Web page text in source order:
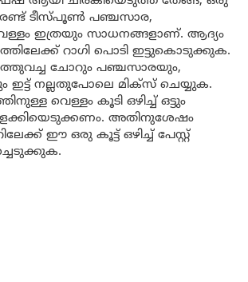
രണ്ട് ടീസ്പൂൺ പഞ്ചസാര,
ഇത്രയും സാധനങ്ങളാണ്. ആദ്യം
റാഗി പൊടി ഇട്ടുകൊടുക്കുക.
ചോറും പഞ്ചസാരയും,
ഇട്ട് നല്ലതുപോലെ മിക്സ് ചെയ്യുക.
വെള്ളം കൂടി ഒഴിച്ച് ഒട്ടും
ഇളക്കിയെടുക്കണം. അതിനുശേഷം
ഈ ഒരു കൂട്ട് ഒഴിച്ച് പേസ്റ്റ്